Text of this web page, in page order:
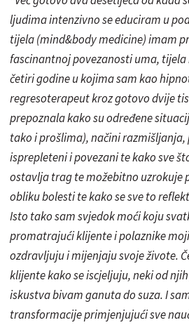
ljudima intenzivno se educiram u
tijela (mind&body medicine) imam
fascinantnoj povezanosti uma, tijela
četiri godine u kojima sam kao
regresoterapeut kroz gotovo dvije
prepoznala kako su određene
tako i prošlima), načini razmišljanja,
isprepleteni i povezani te kako sve
ostavlja trag te možebitno uzrokuje
obliku bolesti te kako se sve to
Isto tako sam svjedok moći koju
promatrajući klijente i polaznike
ozdravljuju i mijenjaju svoje živote.
klijente kako se iscjeljuju, neki od
iskustva bivam ganuta do suza. I
transformacije primjenjujući sve